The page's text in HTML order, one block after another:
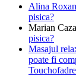
Alina
pisica?
Marian
pisica?
Masajul
poate fi